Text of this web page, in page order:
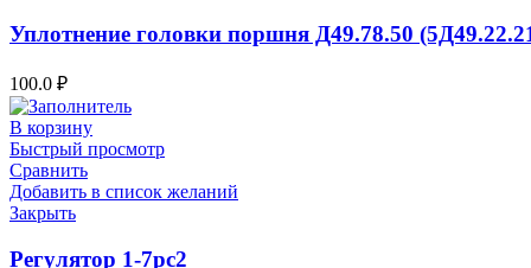
Уплотнение головки поршня Д49.78.50
100.0 ₽
В корзину
Быстрый просмотр
Сравнить
Добавить в список желаний
Закрыть
Регулятор 1-7рс2